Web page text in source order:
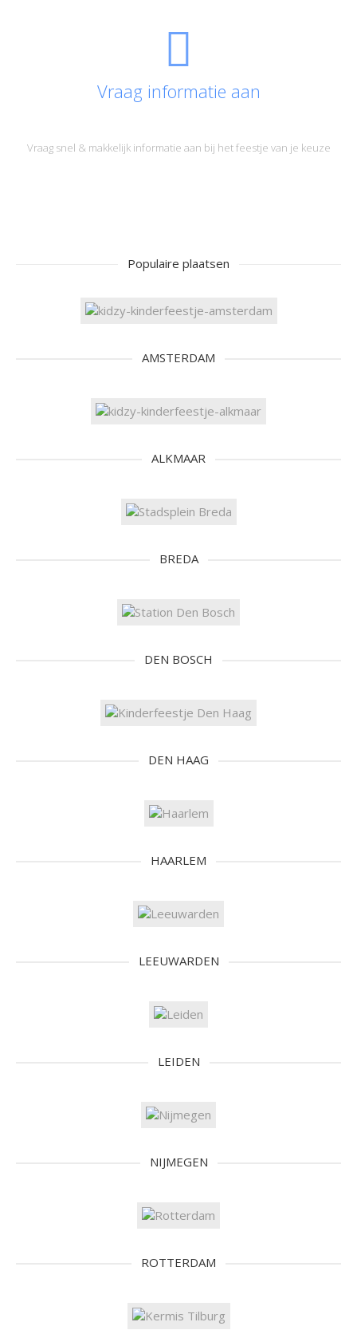
Vraag informatie aan
Vraag snel & makkelijk informatie aan bij het feestje van je keuze
Populaire plaatsen
AMSTERDAM
ALKMAAR
BREDA
DEN BOSCH
DEN HAAG
HAARLEM
LEEUWARDEN
LEIDEN
NIJMEGEN
ROTTERDAM